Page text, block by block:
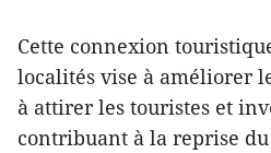
Cette connexion
localités vise à améliorer
à attirer les touristes et
contribuant à la reprise